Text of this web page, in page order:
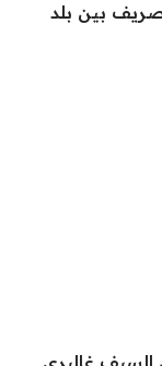
بين بلد